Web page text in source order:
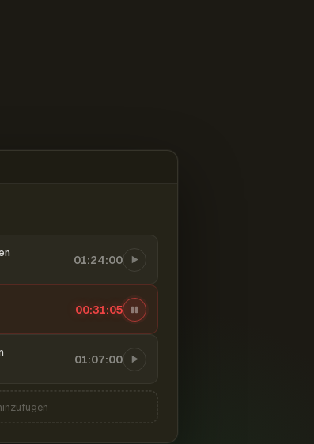
01:24:00
00:31:06
01:07:00